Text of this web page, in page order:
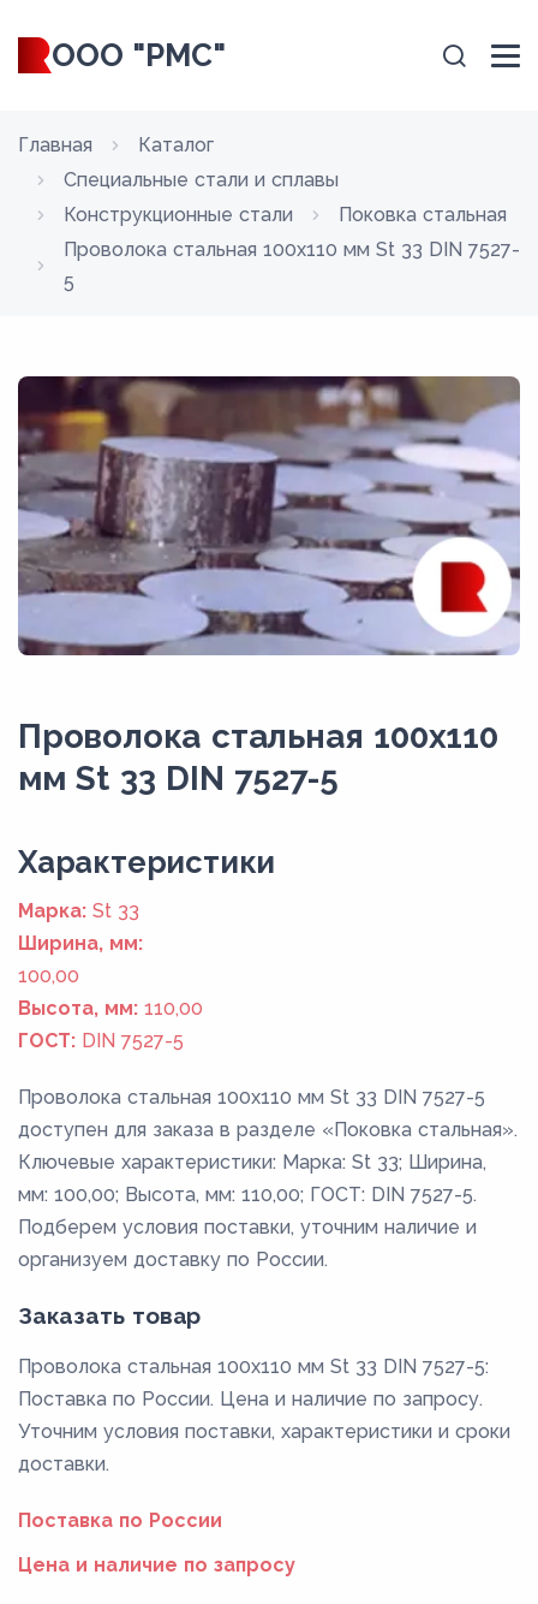
ООО "РМС"
Главная
Каталог
Специальные стали и сплавы
Конструкционные стали
Поковка стальная
Проволока стальная 100х110 мм St 33 DIN 7527-
5
Проволока стальная 100х110
мм St 33 DIN 7527-5
Xарактеристики
Марка: St 33
Ширина, мм:
100,00
Высота, мм: 110,00
ГОСТ: DIN 7527-5
Проволока стальная 100х110 мм St 33 DIN 7527-5
доступен для заказа в разделе «Поковка стальная».
Ключевые характеристики: Марка: St 33; Ширина,
мм: 100,00; Высота, мм: 110,00; ГОСТ: DIN 7527-5.
Подберем условия поставки, уточним наличие и
организуем доставку по России.
Заказать товар
Проволока стальная 100х110 мм St 33 DIN 7527-5:
Поставка по России. Цена и наличие по запросу.
Уточним условия поставки, характеристики и сроки
доставки.
Поставка по России
Цена и наличие по запросу